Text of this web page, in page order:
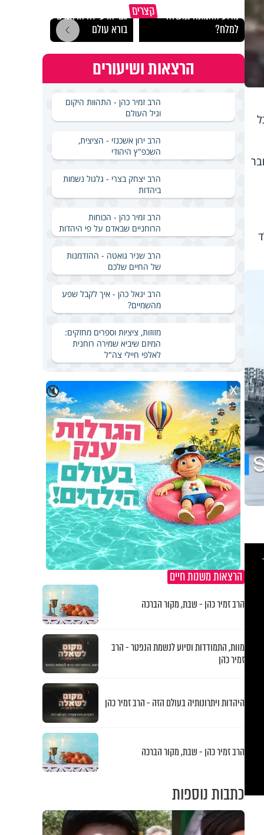
This
window.
קצרים
מדוע האמונה נמשלה
למלח?
גם ׳הרע׳ זה הרחמים של
בורא עולם
הרצאות ושיעורים
הרב זמיר כהן - התהוות היקום
וגיל העולם
הרב ירון אשכנזי - הציצית,
השכפ"ץ היהודי
הרב יצחק בצרי - גלגול נשמות
ביהדות
הרב זמיר כהן - הכוחות
הרוחניים שבאדם על פי היהדות
הרב שניר גואטה - ההזדמנות
של החיים שלכם
הרב יגאל כהן - איך לקבל שפע
מהשמיים?
מזוזות, ציציות וספרים מחזקים:
המיזם שיביא שמירה רוחנית
לאלפי חיילי צה"ל
🔇 X
הרצאות משנות חיים
הרב זמיר כהן - שבת, מקור הברכה
מוות, התמודדות וסיוע לנשמת הנפטר - הרב
זמיר כהן
היהדות ויתרונותיה בעולם הזה - הרב זמיר כהן
הרב זמיר כהן - שבת, מקור הברכה
כתבות נוספות